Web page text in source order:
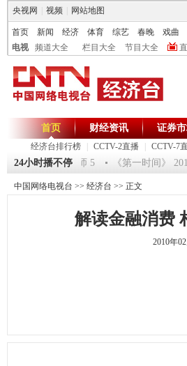
央视网 视频 网站地图
首页 新闻 经济 体育 综艺 春晚 戏曲
电视
频道大全 栏目大全 节目大全
首页
经济台排行榜 CCTV-2直播 CCTV-7
财经资讯 证券
24小时播不停
2012-超级魔术师 5 《第一时间》
中国网络电视台 >> 经济台 >> 正文
解读金融消费
2010年